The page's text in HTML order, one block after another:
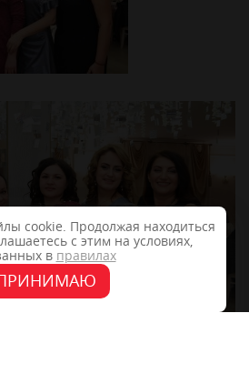
cookie. Продолжая находиться
с этим на условиях,
в правилах